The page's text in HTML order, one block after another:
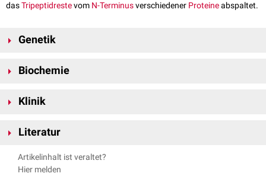
dasTripeptidrestevom N-Terminusverschiedener Proteineabspaltet.
Genetik
am
Genlokus11p15.4
Biochemie
synthetisiert
zusätzliche Verarbeitungsschritte finden in den Lysosomen statt.
Klinik
Enzymvarianten mit reduzierter Aktivität oder vollständigem
Bielschowsky-Dollinger-Syndrom
wachsartigenCeroid-Lipofuszinen
Literatur
National Library of Medicine - TPP1 gene
29.11.2021
Artikelinhalt ist veraltet?
Hier melden